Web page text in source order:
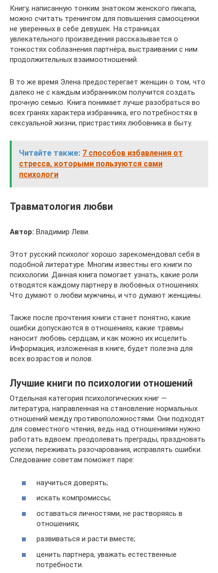
Книгу, написанную тонким знатоком женского пикапа,
можно считать тренингом для повышения самооценки
не уверенных в себе девушек. На страницах
увлекательного произведения рассказывается о
тонкостях соблазнения партнёра, выстраивании с ним
продолжительных взаимоотношений.
В то же время Элена предостерегает женщин о том, что
далеко не с каждым избранником получится создать
прочную семью. Книга понимает лучше разобраться во
всех гранях характера избранника, его потребностях в
сексуальной жизни, пристрастиях любовника в быту.
Читайте также: 7 способов избавления от
стресса, которыми пользуются сами
психологи
Травматология любви
Автор: Владимир Леви.
Этот русский психолог хорошо зарекомендовал себя в
подобной литературе. Многим известны его книги по
психологии. Данная книга помогает узнать, какие роли
отводятся каждому партнеру в любовных отношениях.
Что думают о любви мужчины, и что думают женщины.
Также после прочтения книги станет понятно, какие
ошибки допускаются в отношениях, какие травмы
наносит любовь сердцам, и как можно их исцелить.
Информация, изложенная в книге, будет полезна для
всех возрастов и полов.
Лучшие книги по психологии отношений
Отдельная категория психологических книг —
литература, направленная на становление нормальных
отношений между противоположностями. Они подходят
для совместного чтения, ведь над отношениями нужно
работать вдвоем: преодолевать преграды, праздновать
успехи, переживать разочарования, исправлять ошибки.
Следование советам поможет паре:
научиться доверять;
искать компромиссы;
оставаться личностями, не растворяясь в
отношениях;
развиваться и расти вместе;
ценить партнера, уважать естественные
потребности.